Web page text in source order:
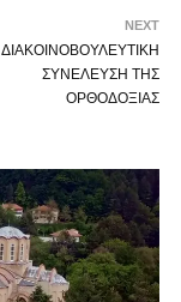
NEXT
ΔΙΑΚΟΙΝΟΒΟΥΛΕΥΤΙΚΗ
ΣΥΝΕΛΕΥΣΗ ΤΗΣ
ΟΡΘΟΔΟΞΙΑΣ